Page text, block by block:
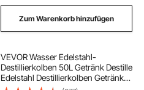
Zum Warenkorb hinzufügen
VEVOR Wasser Edelstahl-
Destillierkolben 50L Getränk Destille
Edelstahl Destillierkolben Getränk